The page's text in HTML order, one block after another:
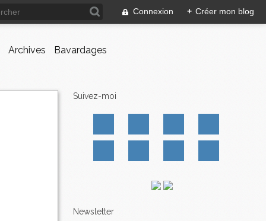
Connexion + Créer mon blog
Archives Bavardages
Suivez-moi
Newsletter